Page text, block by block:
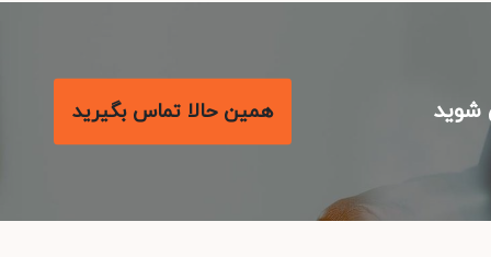
همین حالا تماس بگیرید